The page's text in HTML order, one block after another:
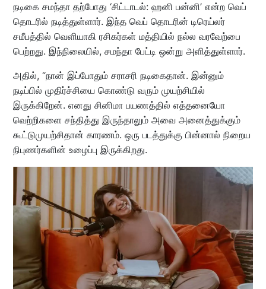
நடிகை சமந்தா தற்போது ‘சிட்டாடல்: ஹனி பன்னி’ என்ற வெப்
தொடரில் நடித்துள்ளார். இந்த வெப் தொடரின் டிரெய்லர்
சமீபத்தில் வெளியாகி ரசிகர்கள் மத்தியில் நல்ல வரவேற்பை
பெற்றது. இந்நிலையில், சமந்தா பேட்டி ஒன்று அளித்துள்ளார்.
அதில், “நான் இப்போதும் சராசரி நடிகைதான். இன்னும்
நடிப்பில் முதிர்ச்சியை கொண்டு வரும் முயற்சியில்
இருக்கிறேன். எனது சினிமா பயணத்தில் எத்தனையோ
வெற்றிகளை சந்தித்து இருந்தாலும் அவை அனைத்துக்கும்
கூட்டுமுயற்சிதான் காரணம். ஒரு படத்துக்கு பின்னால் நிறைய
நிபுணர்களின் உழைப்பு இருக்கிறது.